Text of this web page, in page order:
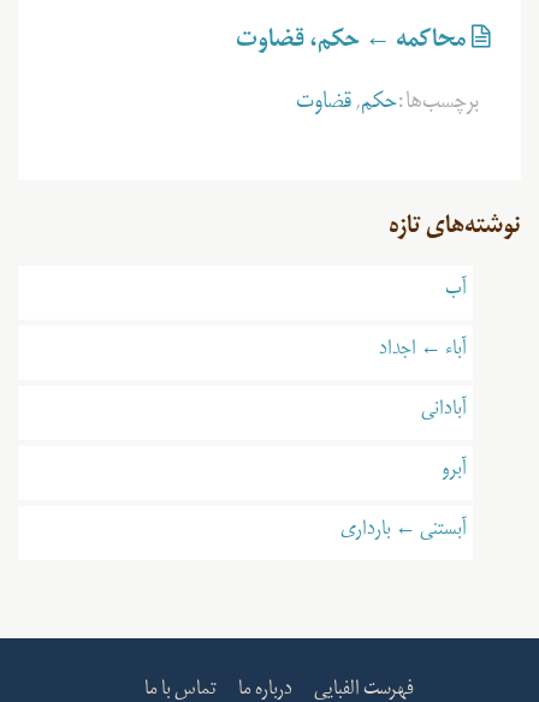
محاکمه ← حکم، قضاوت
برچسب‌ها:حکم, قضاوت
نوشته‌های تازه
آب
آباء ← اجداد
آبادانی
آبرو
آبستنی ← بارداری
فهرست الفبایی درباره ما تماس با ما